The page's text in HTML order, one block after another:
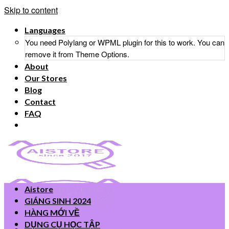
Skip to content
Languages
You need Polylang or WPML plugin for this to work. You can
remove it from Theme Options.
About
Our Stores
Blog
Contact
FAQ
Aistore
GIÁNG SINH 2024
HÀNG MỚI VỀ
DỤNG CỤ HỌC TẬP